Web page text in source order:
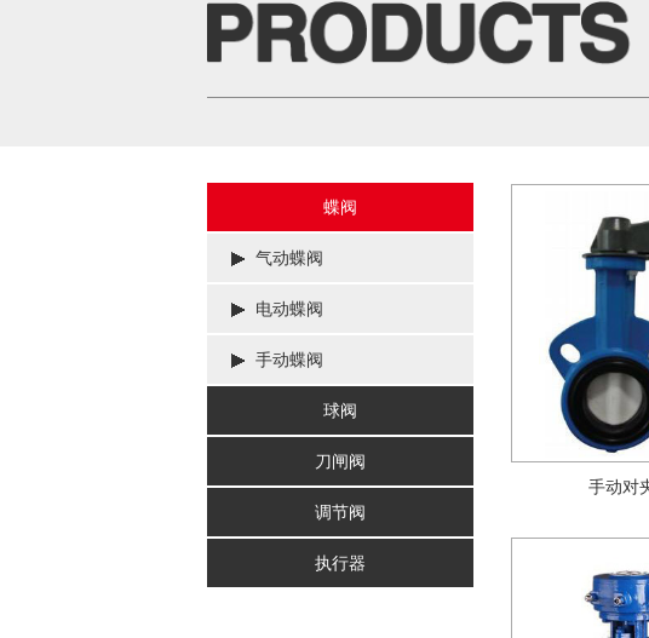
蝶阀
气动蝶阀
电动蝶阀
手动蝶阀
球阀
刀闸阀
调节阀
执行器
手动对